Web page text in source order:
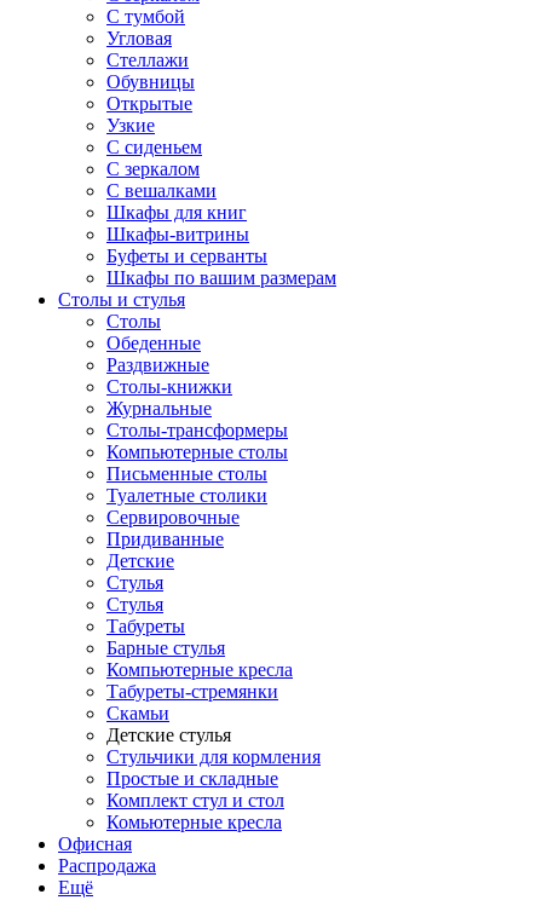
С тумбой
Угловая
Стеллажи
Обувницы
Открытые
Узкие
С сиденьем
С зеркалом
С вешалками
Шкафы для книг
Шкафы-витрины
Буфеты и серванты
Шкафы по вашим размерам
Столы и стулья
Столы
Обеденные
Раздвижные
Столы-книжки
Журнальные
Столы-трансформеры
Компьютерные столы
Письменные столы
Туалетные столики
Сервировочные
Придиванные
Детские
Стулья
Стулья
Табуреты
Барные стулья
Компьютерные кресла
Табуреты-стремянки
Скамьи
Детские стулья
Стульчики для кормления
Простые и складные
Комплект стул и стол
Комьютерные кресла
Офисная
Распродажа
Eщё